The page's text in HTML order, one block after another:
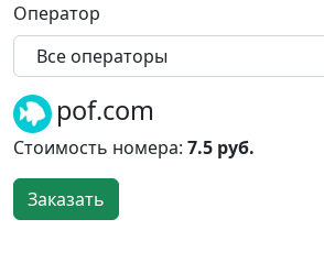
Оператор
Все операторы
pof.com
Стоимость номера: 7.5 руб.
Заказать